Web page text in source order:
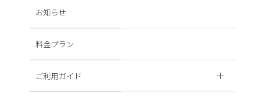
お知らせ
料金プラン
ご利用ガイド